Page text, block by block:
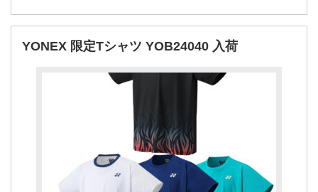
YONEX 限定Tシャツ YOB24040 入荷